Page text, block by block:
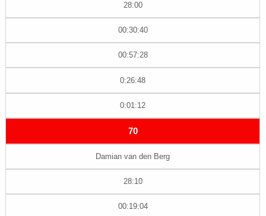
28:00
00:30:40
00:57:28
0:26:48
0:01:12
70
Damian van den Berg
28:10
00:19:04